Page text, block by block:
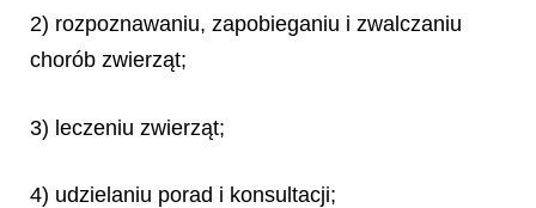
2) rozpoznawaniu, zapobieganiu i zwalczaniu
chorób zwierząt;
3) leczeniu zwierząt;
4) udzielaniu porad i konsultacji;